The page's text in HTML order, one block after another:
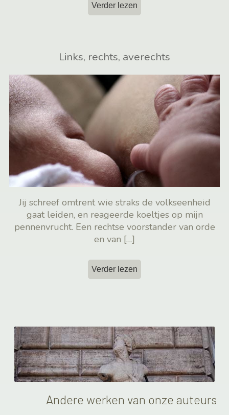
Verder lezen
Links, rechts, averechts
Jij schreef omtrent wie straks de volkseenheid
gaat leiden, en reageerde koeltjes op mijn
pennenvrucht. Een rechtse voorstander van orde
en van […]
Verder lezen
Andere werken van onze auteurs